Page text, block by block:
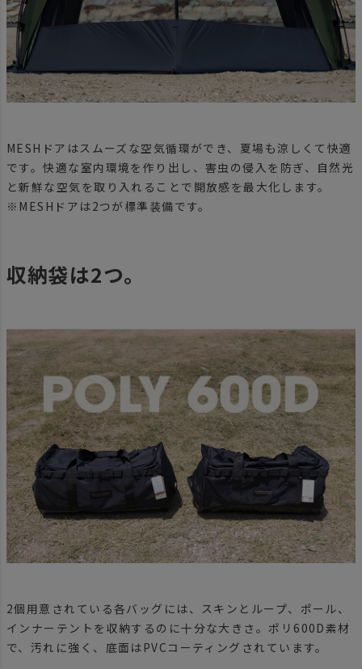
MESHドアはスムーズな空気循環ができ、夏場も涼しくて快適
です。快適な室内環境を作り出し、害虫の侵入を防ぎ、自然光
と新鮮な空気を取り入れることで開放感を最大化します。
※MESHドアは2つが標準装備です。
収納袋は2つ。
2個用意されている各バッグには、スキンとループ、ポール、
インナーテントを収納するのに十分な大きさ。ポリ600D素材
で、汚れに強く、底面はPVCコーティングされています。